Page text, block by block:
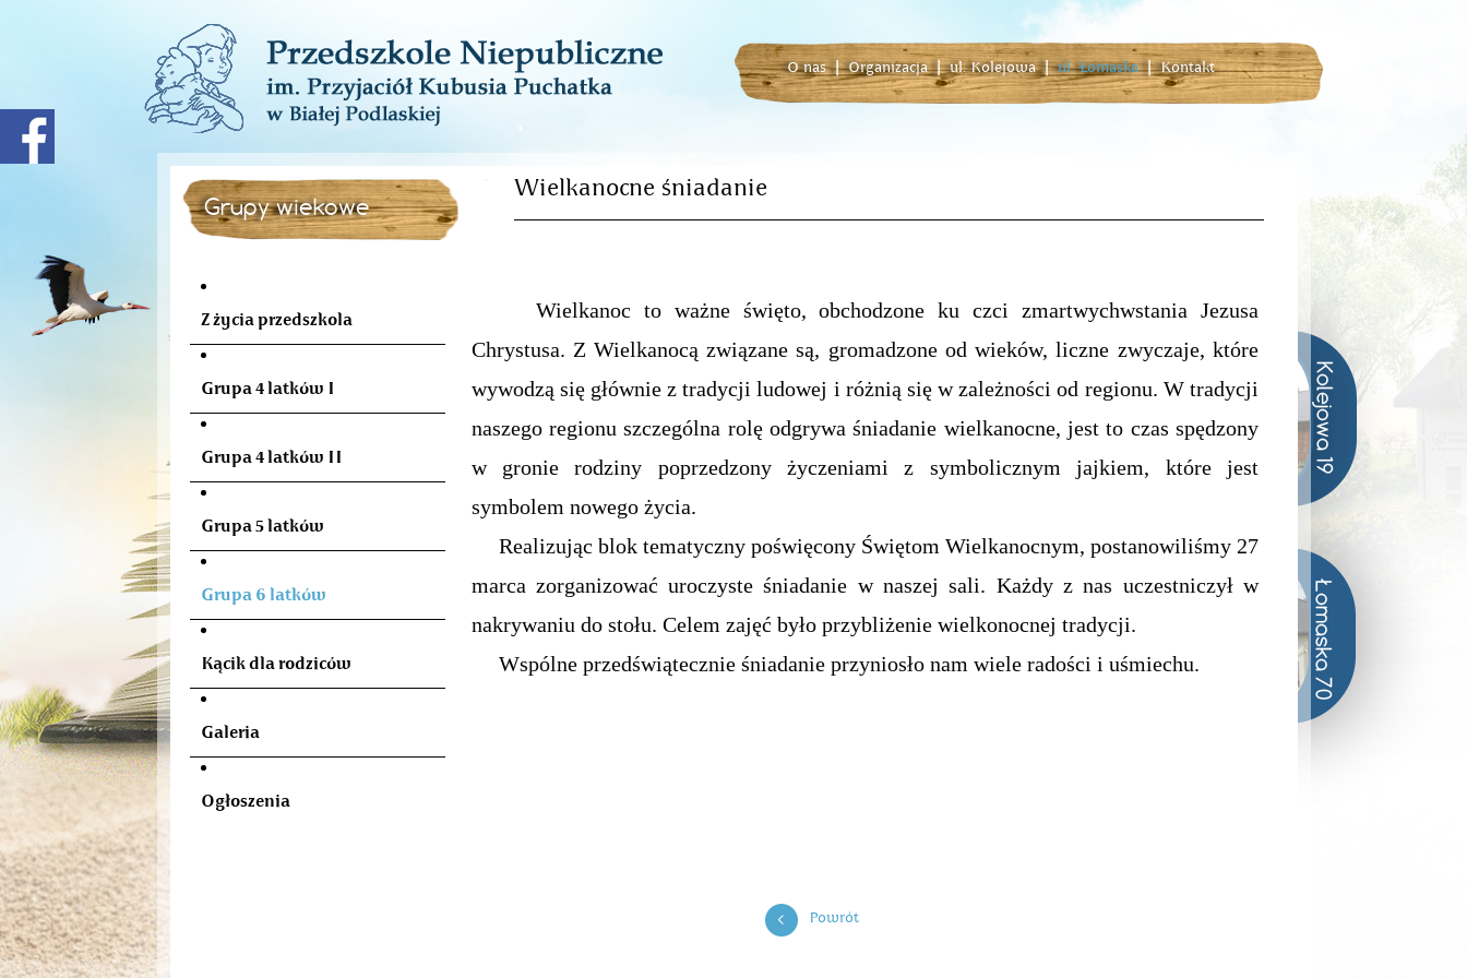
O nas | Organizacja | ul. Kolejowa | ul. Łomaska | Kontakt
Grupy wiekowe
Wielkanocne śniadanie
Z życia przedszkola
Grupa 4 latków I
Grupa 4 latków II
Grupa 5 latków
Grupa 6 latków
Kącik dla rodziców
Galeria
Ogłoszenia
Wielkanoc to ważne święto, obchodzone ku czci zmartwychwstania Jezusa
Chrystusa. Z Wielkanocą związane są, gromadzone od wieków, liczne zwyczaje, które
wywodzą się głównie z tradycji ludowej i różnią się w zależności od regionu. W tradycji
naszego regionu szczególna rolę odgrywa śniadanie wielkanocne, jest to czas spędzony
w gronie rodziny poprzedzony życzeniami z symbolicznym jajkiem, które jest
symbolem nowego życia.
Realizując blok tematyczny poświęcony Świętom Wielkanocnym, postanowiliśmy 27
marca zorganizować uroczyste śniadanie w naszej sali. Każdy z nas uczestniczył w
nakrywaniu do stołu. Celem zajęć było przybliżenie wielkonocnej tradycji.
Wspólne przedświątecznie śniadanie przyniosło nam wiele radości i uśmiechu.
Powrót